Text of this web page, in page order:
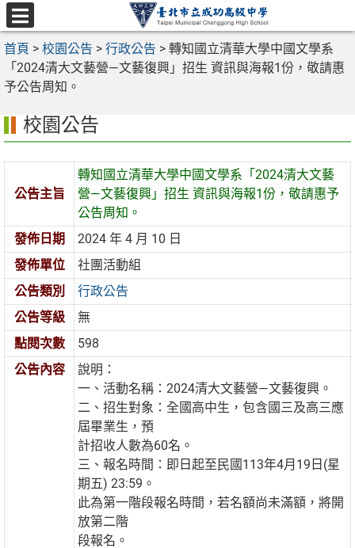
跳
至
主
內
選
單
首頁 > 校園公告 > 行政公告 > 轉知國立清華大學中國文學系
「2024清大文藝營—文藝復興」招生 資訊與海報1份，敬請惠
予公告周知。
校園公告
公告主旨
轉知國立清華大學中國文學系「2024清大文藝
營—文藝復興」招生 資訊與海報1份，敬請惠予
公告周知。
發佈日期
2024 年 4 月 10 日
發佈單位
社團活動組
公告類別
行政公告
公告等級
無
點閱次數
598
公告內容
說明：
一、活動名稱：2024清大文藝營—文藝復興。
二、招生對象：全國高中生，包含國三及高三應
屆畢業生，預
計招收人數為60名。
三、報名時間：即日起至民國113年4月19日(星
期五) 23:59。
此為第一階段報名時間，若名額尚未滿額，將開
放第二階
段報名。